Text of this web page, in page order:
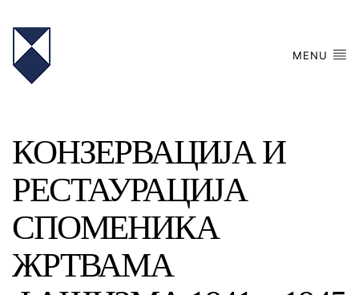
MENU
КОНЗЕРВАЦИЈА И
РЕСТАУРАЦИЈА
СПОМЕНИКА
ЖРТВАМА